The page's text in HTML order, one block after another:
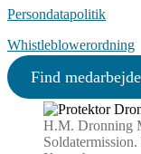
Persondatapolitik
Whistleblowerordning
Find
H.M. Dronning